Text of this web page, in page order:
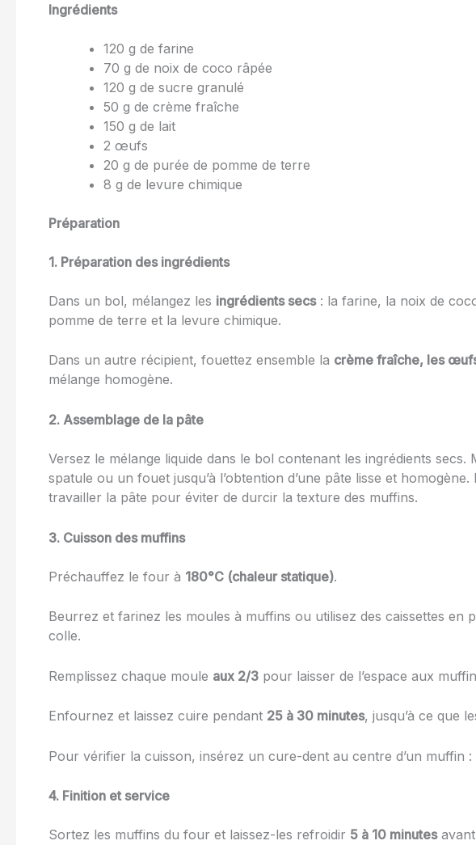
Ingrédients
120 g de farine
70 g de noix de coco râpée
120 g de sucre granulé
50 g de crème fraîche
150 g de lait
2 œufs
20 g de purée de pomme de terre
8 g de levure chimique
Préparation
1. Préparation des ingrédients
Dans un bol, mélangez les ingrédients secs: la farine, la noix de
pomme de terre et la levure chimique.
Dans un autre récipient, fouettez ensemble la crème fraîche, les
mélange homogène.
2. Assemblage de la pâte
Versez le mélange liquide dans le bol contenant les ingrédients secs.
spatule ou un fouet jusqu’à l’obtention d’une pâte lisse et
travailler la pâte pour éviter de durcir la texture des muffins.
3. Cuisson des muffins
Préchauffez le four à 180°C (chaleur statique).
Beurrez et farinez les moules à muffins ou utilisez des caissettes en
colle.
Remplissez chaque moule aux 2/3 pour laisser de l’espace aux
Enfournez et laissez cuire pendant 25 à 30 minutes, jusqu’à ce que
Pour vérifier la cuisson, insérez un cure-dent au centre d’un muffin :
4. Finition et service
Sortez les muffins du four et laissez-les refroidir 5 à 10 minutesavant